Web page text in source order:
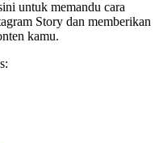
untuk memandu cara
Story dan memberikan
kamu.